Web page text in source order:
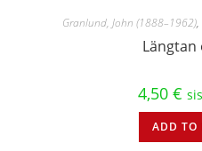
Granlund, John (1888–1962),
Längtan
4,50 €
ADD TO